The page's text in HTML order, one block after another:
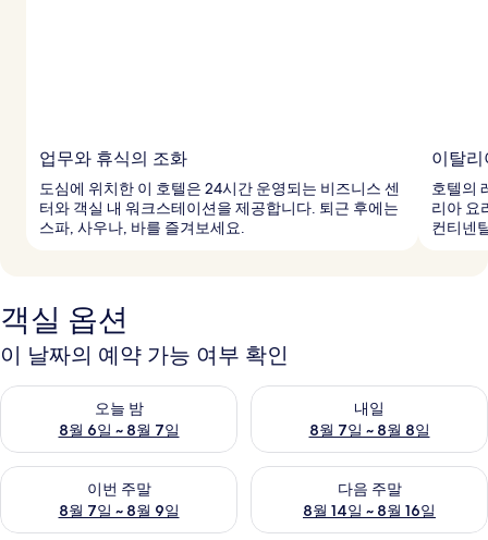
업무와 휴식의 조화
도심에 위치한 이 호텔은 24시간 운영되는 비즈니스 센
터와 객실 내 워크스테이션을 제공합니다. 퇴근 후에는
스파, 사우나, 바를 즐겨보세요.
이탈
호텔의
리아 요
컨티넨
객실 옵션
이 날짜의 예약 가능 여부 확인
오늘 밤
8월 6일 ~ 8월 7일
오늘 밤 예약 가능 여부 확인, 8월 6일 ~ 8월 7일
내일
8월 7일 ~ 8월 8일
내일 예약 가능 여부 확인, 8월
이번 주말
8월 7일 ~ 8월 9일
이번 주말 예약 가능 여부 확인, 8월 7일 ~ 8월 9일
다음 주말
8월 14일 ~ 8월 16일
다음 주말 예약 가능 여부 확인,